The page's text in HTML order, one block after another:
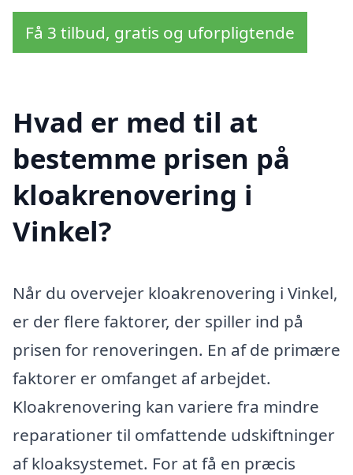
Få 3 tilbud, gratis og uforpligtende
Hvad er med til at
bestemme prisen på
kloakrenovering i
Vinkel?
Når du overvejer kloakrenovering i Vinkel,
er der flere faktorer, der spiller ind på
prisen for renoveringen. En af de primære
faktorer er omfanget af arbejdet.
Kloakrenovering kan variere fra mindre
reparationer til omfattende udskiftninger
af kloaksystemet. For at få en præcis